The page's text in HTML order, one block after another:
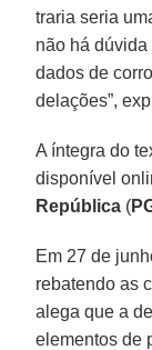
traria seria
não há dúvida
dados de
delações”,
A íntegra do
disponível
República (
Em 27 de
rebatendo as
alega que a
elementos de